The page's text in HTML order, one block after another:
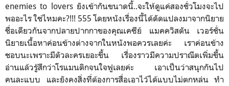
enemies to lovers ยังเข้ากันขนาดนี้..จะให้ดูแค่สองชั่วโมงจะไป
พออะไร ใช่ไหมคะ?!!! 555 โดยหนังเรื่องนี้ได้ดัดแปลงมาจากนิยาย
ชื่อเดียวกันจากปลายปากกาของคุณเคซีย์ แมคควิสตัน เวอร์ชั่น
นิยายเนื้อหาค่อนข้างต่างจากในหนังพอควรเลยค่ะ เราค่อนข้าง
ชอบนะเพราะมีตัวละครเยอะขึ้น เรื่องราวมีความปราณีตเพิ่มขึ้น
อ่านแล้วรู้สึกว่าโรแมนติกจนใจฟูเลยค่ะ เอาเป็นว่าสนุกกันไป
คนละแบบ และยังคงสิ่งที่ต้องการสื่อเอาไว้ได้แบบไม่ตกหล่น ทำ